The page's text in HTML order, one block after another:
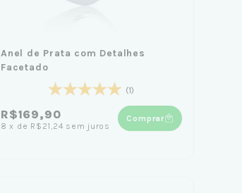
Anel de Prata com Detalhes
Facetado
(1)
R$169,90
8 x de R$21,24 sem juros
Comprar